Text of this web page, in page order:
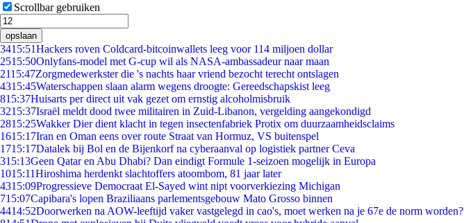
Scrollbar gebruiken
opslaan
3415:51Hackers roven Coldcard-bitcoinwallets leeg voor 114 miljoen dollar
2515:50Onlyfans-model met G-cup wil als NASA-ambassadeur naar maan
2115:47Zorgmedewerkster die 's nachts haar vriend bezocht terecht ontslagen
4315:45Waterschappen slaan alarm wegens droogte: Gereedschapskist leeg
815:37Huisarts per direct uit vak gezet om ernstig alcoholmisbruik
3215:37Israël meldt dood twee militairen in Zuid-Libanon, vergelding aangekondigd
2815:25Wakker Dier dient klacht in tegen insectenfabriek Protix om duurzaamheidsclaims
1615:17Iran en Oman eens over route Straat van Hormuz, VS buitenspel
1715:17Datalek bij Bol en de Bijenkorf na cyberaanval op logistiek partner Ceva
315:13Geen Qatar en Abu Dhabi? Dan eindigt Formule 1-seizoen mogelijk in Europa
1015:11Hiroshima herdenkt slachtoffers atoombom, 81 jaar later
4315:09Progressieve Democraat El-Sayed wint nipt voorverkiezing Michigan
715:07Capibara's lopen Braziliaans parlementsgebouw Mato Grosso binnen
4414:52Doorwerken na AOW-leeftijd vaker vastgelegd in cao's, moet werken na je 67e de norm worden?